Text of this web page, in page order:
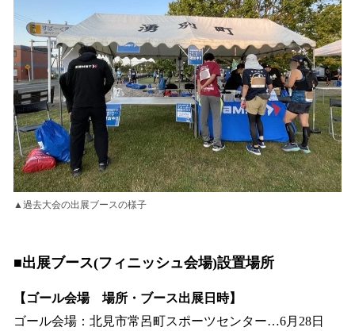
▲過去大会の出展ブースの様子
■出展ブース(フィニッシュ会場)設置場所
【ゴール会場 場所・ブース出展日時】
ゴール会場：北見市常呂町スポーツセンター…6月28日